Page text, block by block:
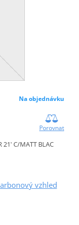
Na objednávku
Porovnat
21' C/MATT BLAC
vzhled